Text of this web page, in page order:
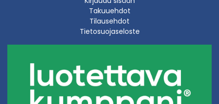
Takuuehdot
Tilausehdot
Tietosuojaseloste